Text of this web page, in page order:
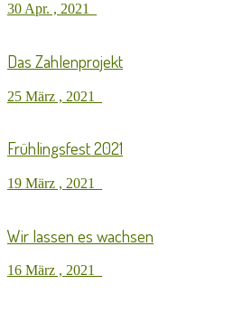
30 Apr. , 2021
Das Zahlenprojekt
25 März , 2021
Frühlingsfest 2021
19 März , 2021
Wir lassen es wachsen
16 März , 2021